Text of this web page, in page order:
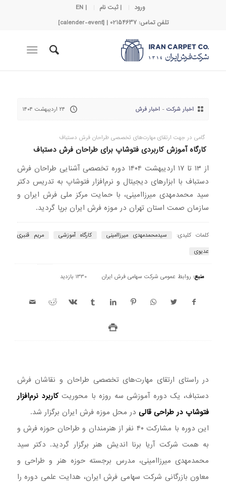
ورود | ثبت نام
| EN
تلفن تماس: 02154637 | [calender-event]
اخبار شرکت- اخبار فرش ۲۴ اردیبهشت ۱۴۰۴
گامی در جهت ارتقای مهارت‌های تخصصی طراحان فرش دستباف
کارگاه آموزش کاربردی فتوشاپ برای طراحان فرش دستباف
از ۱۳ تا ۱۷ اردیبهشت ۱۴۰۴ دوره تخصصی آشنایی طراحان فرش
دستباف با ابزارهای دیجیتال و نرم‌افزار فتوشاپ به تدریس دکتر
سید محمدمهدی میرزاامینی، با حمایت مرکز ملی فرش ایران و
سازمان صمت استان تهران در موزه فرش ایران برپا گردید.
کلمات کلیدی: سیدمحمدمهدی میرزاامینی کارگاه آموزشی
مریم قنبری
عدیوی
منبع: روابط عمومی شرکت سهامی فرش ایران 1330 بازدید
در راستای ارتقای مهارت‌های تخصصی طراحان و نقاشان فرش
دستباف، یک دوره آموزشی سه روزه با محوریت کاربرد نرم‌افزار
فتوشاپ در طراحی قالیدر محل موزه فرش ایران برگزار شد.
این دوره با مشارکت ۴۰ نفر از هنرمندان و طراحان حوزه فرش و
به همت شرکت آریا برنا اندیش هنر برگزار گردید. دکتر سید
محمدمهدی میرزاامینی، مدرس برجسته حوزه هنر و طراحی و
معاون بازرگانی شرکت سهامی فرش ایران، هدایت علمی دوره را